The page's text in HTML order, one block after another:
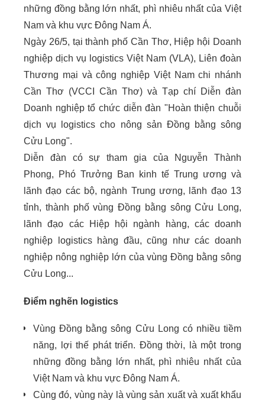
những đồng bằng lớn nhất, phì nhiêu nhất của Việt
Nam và khu vực Đông Nam Á.
Ngày 26/5, tại thành phố Cần Thơ, Hiệp hội Doanh
nghiệp dịch vụ logistics Việt Nam (VLA), Liên đoàn
Thương mại và công nghiệp Việt Nam chi nhánh
Cần Thơ (VCCI Cần Thơ) và Tạp chí Diễn đàn
Doanh nghiệp tổ chức diễn đàn "Hoàn thiện chuỗi
dịch vụ logistics cho nông sản Đồng bằng sông
Cửu Long".
Diễn đàn có sự tham gia của Nguyễn Thành
Phong, Phó Trưởng Ban kinh tế Trung ương và
lãnh đạo các bộ, ngành Trung ương, lãnh đạo 13
tỉnh, thành phố vùng Đồng bằng sông Cửu Long,
lãnh đạo các Hiệp hội ngành hàng, các doanh
nghiệp logistics hàng đầu, cũng như các doanh
nghiệp nông nghiệp lớn của vùng Đồng bằng sông
Cửu Long...
Điểm nghẽn logistics
Vùng Đồng bằng sông Cửu Long có nhiều tiềm
năng, lợi thế phát triển. Đồng thời, là một trong
những đồng bằng lớn nhất, phì nhiêu nhất của
Việt Nam và khu vực Đông Nam Á.
Cùng đó, vùng này là vùng sản xuất và xuất khẩu